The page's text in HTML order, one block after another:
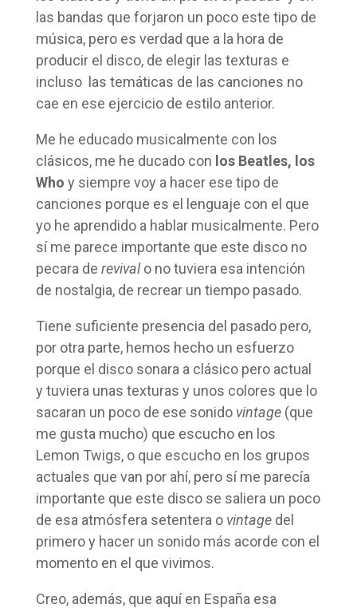
las bandas que forjaron un poco este tipo de
música, pero es verdad que a la hora de
producir el disco, de elegir las texturas e
incluso las temáticas de las canciones no
cae en ese ejercicio de estilo anterior.
Me he educado musicalmente con los
clásicos, me he ducado con los Beatles, los
Who y siempre voy a hacer ese tipo de
canciones porque es el lenguaje con el que
yo he aprendido a hablar musicalmente. Pero
sí me parece importante que este disco no
pecara de revivalo no tuviera esa intención
de nostalgia, de recrear un tiempo pasado.
Tiene suficiente presencia del pasado pero,
por otra parte, hemos hecho un esfuerzo
porque el disco sonara a clásico pero actual
y tuviera unas texturas y unos colores que lo
sacaran un poco de ese sonido vintage(que
me gusta mucho) que escucho en los
Lemon Twigs, o que escucho en los grupos
actuales que van por ahí, pero sí me parecía
importante que este disco se saliera un poco
de esa atmósfera setentera o vintagedel
primero y hacer un sonido más acorde con el
momento en el que vivimos.
Creo, además, que aquí en España esa